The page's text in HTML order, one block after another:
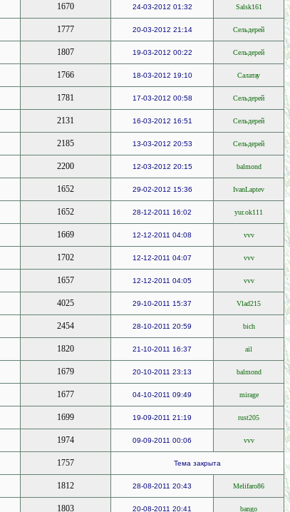
1670 24-03-2012 01:32 Salsk161
1777 20-03-2012 21:14 Сельдерей
1807 19-03-2012 00:22 Сельдерей
1766 18-03-2012 19:10 Салатау
1781 17-03-2012 00:58 Сельдерей
2131 16-03-2012 16:51 Сельдерей
2185 13-03-2012 20:53 Сельдерей
2200 12-03-2012 20:15 balmond
1652 29-02-2012 15:36 IvanLaptev
1652 28-12-2011 16:02 yur.ok111
1669 12-12-2011 04:08 vvv
1702 12-12-2011 04:07 vvv
1657 12-12-2011 04:05 vvv
4025 29-10-2011 15:37 Vlad215
2454 28-10-2011 20:59 bich
1820 21-10-2011 16:37 ail
1679 20-10-2011 23:13 balmond
1677 04-10-2011 09:49 mirage
1699 19-09-2011 21:19 rust205
1974 09-09-2011 00:06 vvv
1757 Тема закрыта
1812 28-08-2011 20:43 Melifaro86
1803 20-08-2011 20:41 bango